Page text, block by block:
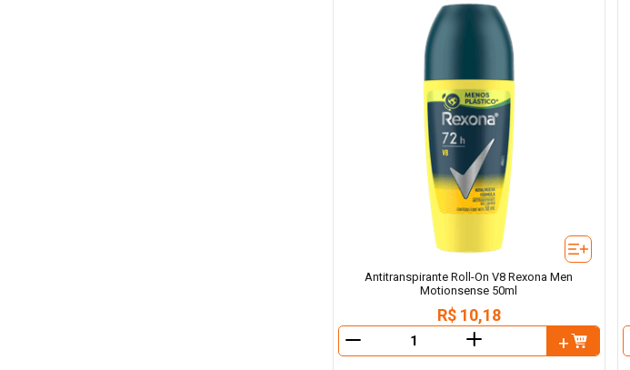
Antitranspirante Roll-On V8 Rexona Men
Motionsense 50ml
R$ 10,18
＋